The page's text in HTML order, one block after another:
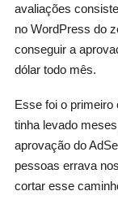
avaliações
no WordPress do
conseguir a
dólar todo mês.
Esse foi o
tinha levado
aprovação do
pessoas errava
cortar esse